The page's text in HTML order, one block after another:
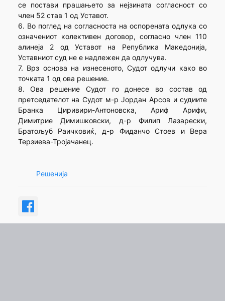
се постави прашањето за нејзината согласност со
член 52 став 1 од Уставот.
6. Во поглед на согласноста на оспорената одлука со
означениот колективен договор, согласно член 110
алинеја 2 од Уставот на Република Македонија,
Уставниот суд не е надлежен да одлучува.
7. Врз основа на изнесеното, Судот одлучи како во
точката 1 од ова решение.
8. Ова решение Судот го донесе во состав од
претседателот на Судот м-р Јордан Арсов и судиите
Бранка Циривири-Антоновска, Ариф Арифи,
Димитрие Димишковски, д-р Филип Лазарески,
Братољуб Раичковиќ, д-р Фиданчо Стоев и Вера
Терзиева-Тројачанец.
Решенија